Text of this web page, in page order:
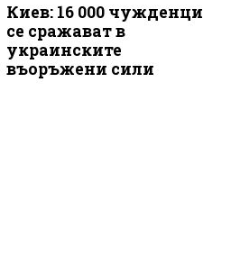
Киев: 16 000 чужденци
се сражават в
украинските
въоръжени сили